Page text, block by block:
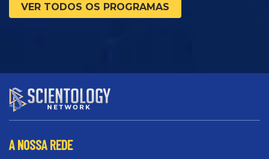
VER TODOS OS PROGRAMAS
A NOSSA REDE